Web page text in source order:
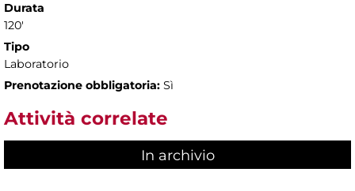
Durata
120'
Tipo
Laboratorio
Prenotazione obbligatoria: Sì
Attività correlate
In archivio